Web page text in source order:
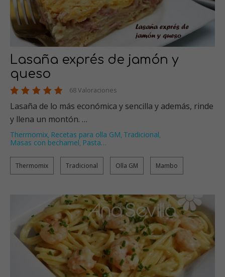
Lasaña exprés de jamón y
queso
68 Valoraciones
Lasaña de lo más económica y sencilla y además, rinde
y llena un montón. …
Thermomix, Recetas para olla GM, Tradicional,
Masas con bechamel, Pasta…
Thermomix Tradicional Olla GM Mambo